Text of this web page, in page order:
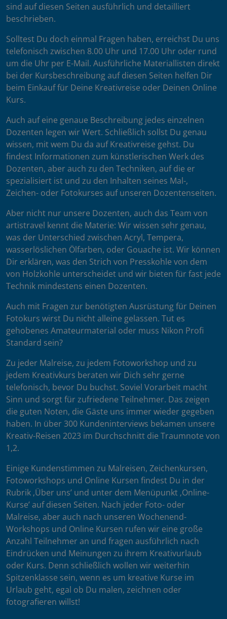
sind auf diesen Seiten ausführlich und detailliert
beschrieben.
Solltest Du doch einmal Fragen haben, erreichst Du uns
telefonisch zwischen 8.00 Uhr und 17.00 Uhr oder rund
um die Uhr per E-Mail. Ausführliche Materiallisten direkt
bei der Kursbeschreibung auf diesen Seiten helfen Dir
beim Einkauf für Deine Kreativreise oder Deinen Online
Kurs.
Auch auf eine genaue Beschreibung jedes einzelnen
Dozenten legen wir Wert. Schließlich sollst Du genau
wissen, mit wem Du da auf Kreativreise gehst. Du
findest Informationen zum künstlerischen Werk des
Dozenten, aber auch zu den Techniken, auf die er
spezialisiert ist und zu den Inhalten seines Mal-,
Zeichen- oder Fotokurses auf unseren Dozentenseiten.
Aber nicht nur unsere Dozenten, auch das Team von
artistravel kennt die Materie: Wir wissen sehr genau,
was der Unterschied zwischen Acryl, Tempera,
wasserlöslichen Ölfarben, oder Gouache ist. Wir können
Dir erklären, was den Strich von Presskohle von dem
von Holzkohle unterscheidet und wir bieten für fast jede
Technik mindestens einen Dozenten.
Auch mit Fragen zur benötigten Ausrüstung für Deinen
Fotokurs wirst Du nicht alleine gelassen. Tut es
gehobenes Amateurmaterial oder muss Nikon Profi
Standard sein?
Zu jeder Malreise, zu jedem Fotoworkshop und zu
jedem Kreativkurs beraten wir Dich sehr gerne
telefonisch, bevor Du buchst. Soviel Vorarbeit macht
Sinn und sorgt für zufriedene Teilnehmer. Das zeigen
die guten Noten, die Gäste uns immer wieder gegeben
haben. In über 300 Kundeninterviews bekamen unsere
Kreativ-Reisen 2023 im Durchschnitt die Traumnote von
1,2.
Einige Kundenstimmen zu Malreisen, Zeichenkursen,
Fotoworkshops und Online Kursen findest Du in der
Rubrik ‚Über uns’ und unter dem Menüpunkt ‚Online-
Kurse’ auf diesen Seiten. Nach jeder Foto- oder
Malreise, aber auch nach unseren Wochenend-
Workshops und Online Kursen rufen wir eine große
Anzahl Teilnehmer an und fragen ausführlich nach
Eindrücken und Meinungen zu ihrem Kreativurlaub
oder Kurs. Denn schließlich wollen wir weiterhin
Spitzenklasse sein, wenn es um kreative Kurse im
Urlaub geht, egal ob Du malen, zeichnen oder
fotografieren willst!